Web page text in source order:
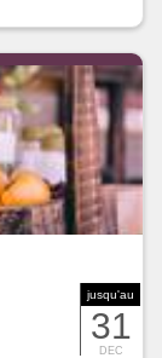
jusqu'au
31
DEC